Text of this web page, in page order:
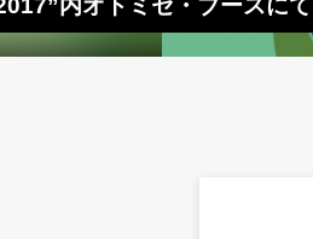
内オトミセ・ブースに